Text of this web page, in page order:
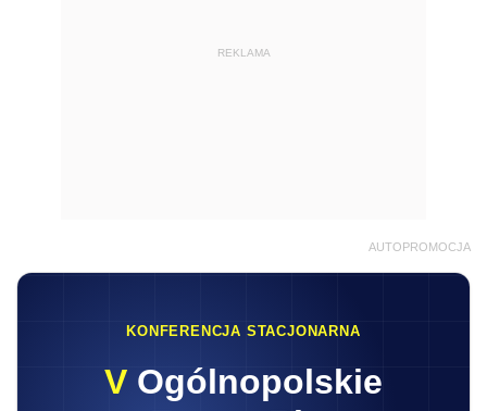
REKLAMA
AUTOPROMOCJA
KONFERENCJA STACJONARNA
V Ogólnopolskie